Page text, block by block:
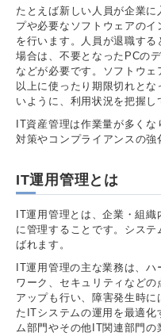
たとえば新しい人員が企業
プや必要なソフトウェアの
を行います。人員が退職す
場合は、不要となったPCの
などが必要です。ソフトウ
以上に使ったり期限切れと
いように、利用状況を把握し
IT資産管理は作業量が多くな
対策やコンプライアンスの強
IT運用管理とは
IT運用管理とは、企業・組織
に管理することです。シス
ばれます。
IT運用管理の主な業務は、ハ
ワーク、セキュリティなど
アップも行い、障害発生時
たITシステムの運用を最適
ム部門やその他IT関連部門の